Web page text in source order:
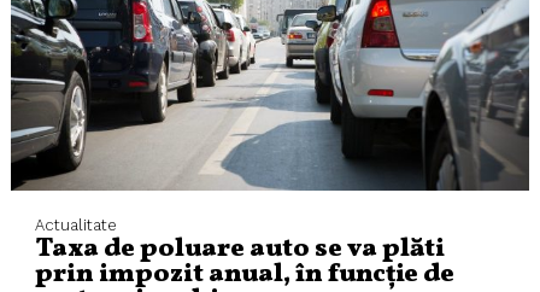
Actualitate
Taxa de poluare auto se va plăti
prin impozit anual, în funcție de